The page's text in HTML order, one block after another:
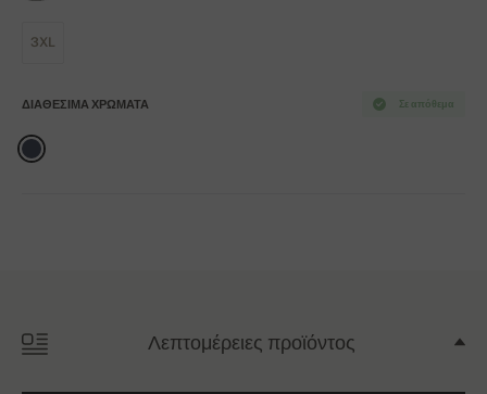
3XL
Σε απόθεμα
ΔΙΑΘΈΣΙΜΑ ΧΡΏΜΑΤΑ
Λεπτομέρειες προϊόντος